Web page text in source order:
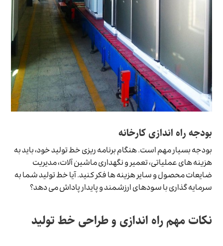
بودجه راه اندازی کارخانه
بودجه بسیار مهم است. هنگام برنامه ریزی خط تولید خود، باید به
هزینه های عملیاتی، تعمیر و نگهداری ماشین آلات، مدیریت
ضایعات محصول و سایر هزینه ها فکر کنید. آیا خط تولید شما به
سرمایه گذاری با سودهای ارزشمند و پایدار پاداش می دهد؟
نکات مهم راه اندازی و طراحی خط تولید